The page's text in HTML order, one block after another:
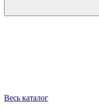
Весь каталог